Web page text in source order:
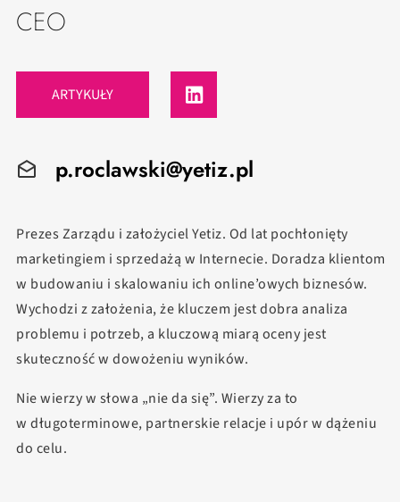
CEO
ARTYKUŁY
p.roclawski@yetiz.pl
Prezes Zarządu i założyciel Yetiz. Od lat pochłonięty
marketingiem i sprzedażą w Internecie. Doradza klientom
w budowaniu i skalowaniu ich online’owych biznesów.
Wychodzi z założenia, że kluczem jest dobra analiza
problemu i potrzeb, a kluczową miarą oceny jest
skuteczność w dowożeniu wyników.
Nie wierzy w słowa „nie da się”. Wierzy za to
w długoterminowe, partnerskie relacje i upór w dążeniu
do celu.